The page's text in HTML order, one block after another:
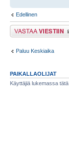
Edellinen
Lähetä vastaus
Paluu Keskiaika
PAIKALLAOLIJAT
Käyttäjiä lukemassa